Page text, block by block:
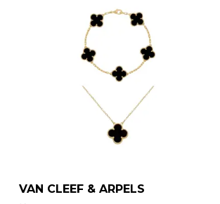
VAN CLEEF & ARPELS